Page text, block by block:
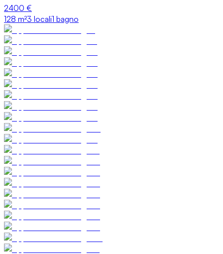
2400 €
128 m²3 locali1 bagno